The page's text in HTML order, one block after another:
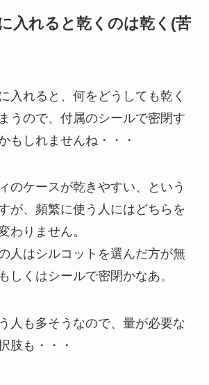
入れると乾くのは乾く(苦
入れると、何をどうしても乾く
うので、付属のシールで密閉す
もしれませんね・・・
のケースが乾きやすい、という
が、頻繁に使う人にはどちらを
わりません。
人はシルコットを選んだ方が無
しくはシールで密閉かなあ。
人も多そうなので、量が必要な
肢も・・・